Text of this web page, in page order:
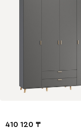
410 120